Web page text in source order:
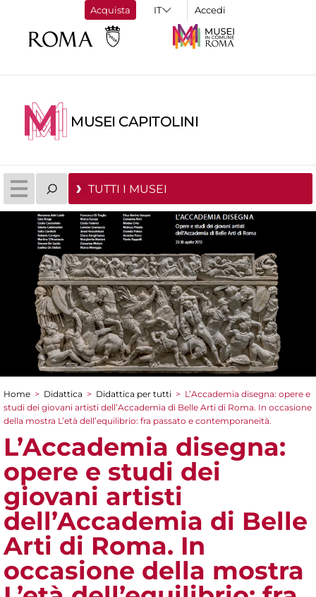
Acquista Accedi
MUSEI CAPITOLINI
TUTTI I MUSEI
Tu sei qui
Home > Didattica > Didattica per tutti > L’Accademia disegna: opere e
studi dei giovani artisti dell’Accademia di Belle Arti di Roma. In occasione
della mostra L’età dell’equilibrio: fra passato e contemporaneità.
L’Accademia disegna:
opere e studi dei
giovani artisti
dell’Accademia di Belle
Arti di Roma. In
occasione della mostra